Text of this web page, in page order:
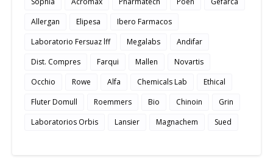
Allergan
Elipesa
Ibero Farmacos
Laboratorio Fersuaz lff
Megalabs
Andifar
Dist. Compres
Farqui Mallen
Novartis
Occhio
Rowe Alfa Chemicals Lab
Ethical
Fluter Domull
Roemmers Bio Chinoin
Grin
Laboratorios Orbis
Lansier Magnachem Sued